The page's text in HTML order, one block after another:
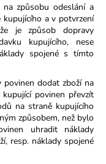
způsobu odeslání a
kupujícího a v potvrzení
je způsob dopravy
kupujícího, nese
spojené s tímto
dodat zboží na
povinen převzít
na straně kupujícího
způsobem, než bylo
uhradit náklady
resp. náklady spojené